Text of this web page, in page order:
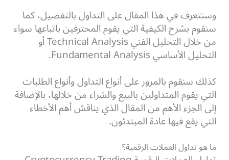
وسنتعرف في هذا المقال على التداول بالتفصيل، كما
سنقوم بشرح الكيفية التي يقوم المحترفين باتباعها سواء
من خلال التحليل الفني Technical Analysis أو
التحليل الأساسي Fundamental Analysis.
كذلك سنقوم بالمرور على أنواع التداول وأنواع الطلبات
التي يقوم المتداولين بالبيع والشراء من خلالها، بالإضافة
إلى الجزء الأهم من المقال الذي يناقش أهم الأخطاء
التي يقع فيها عادة المبتدئون.
ما هو تداول العملات الرقمية؟